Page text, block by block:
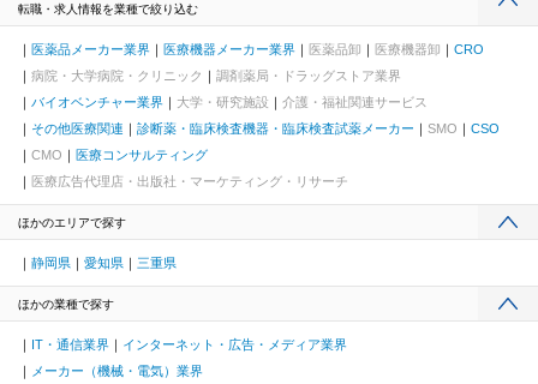
転職・求人情報を業種で絞り込む
医薬品メーカー業界 医療機器メーカー業界 医薬品卸 医療機器卸
CRO
病院・大学病院・クリニック
調剤薬局・ドラッグストア業界
バイオベンチャー業界
大学・研究施設
介護・福祉関連サービス
その他医療関連
診断薬・臨床検査機器・臨床検査試薬メーカー SMO
CSO
CMO
医療コンサルティング
医療広告代理店・出版社・マーケティング・リサーチ
ほかのエリアで探す
静岡県 愛知県 三重県
ほかの業種で探す
IT・通信業界
インターネット・広告・メディア業界
メーカー（機械・電気）業界